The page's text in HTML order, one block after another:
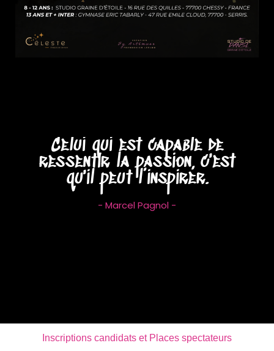
Celui qui est capable de
ressentir la passion, c'est
qu'il peut l’inspirer.
- Marcel Pagnol -
Inscriptions candidats et Places spectateurs